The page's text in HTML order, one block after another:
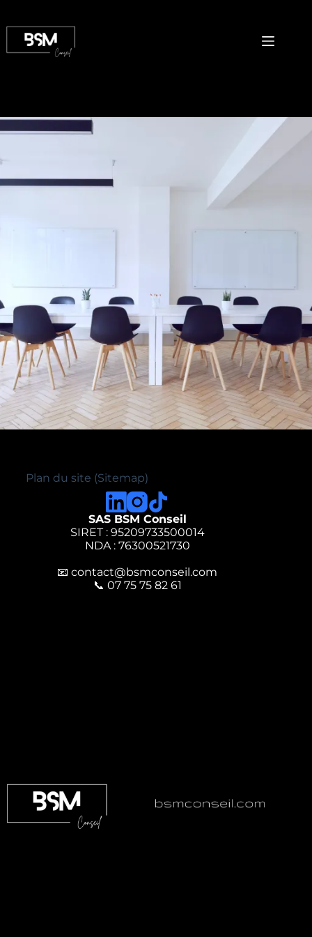
Plan du site (Sitemap)
SAS BSM Conseil
SIRET : 95209733500014
NDA : 76300521730
📧contact@bsmconseil.com
📞 07 75 75 82 61